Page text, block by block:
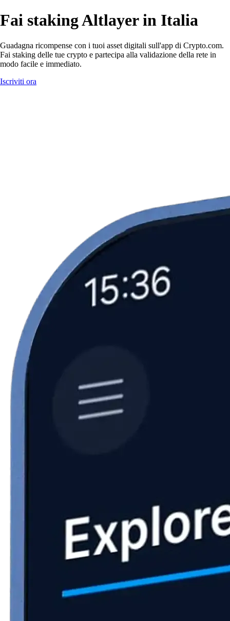
Fai staking Altlayer in Italia
Guadagna ricompense con i tuoi asset digitali sull'app di Crypto.com.
Fai staking delle tue crypto e partecipa alla validazione della rete in
modo facile e immediato.
Iscriviti ora